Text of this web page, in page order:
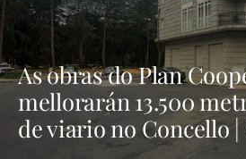
As obras do Plan
mellorarán 13.500
de viario no Concello